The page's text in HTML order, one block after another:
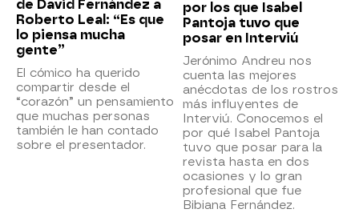
de David Fernández a
Roberto Leal: “Es que
lo piensa mucha
gente”
El cómico ha querido
compartir desde el
“corazón” un pensamiento
que muchas personas
también le han contado
sobre el presentador.
por los que Isabel
Pantoja tuvo que
posar en Interviú
Jerónimo Andreu nos
cuenta las mejores
anécdotas de los rostros
más influyentes de
Interviú. Conocemos el
por qué Isabel Pantoja
tuvo que posar para la
revista hasta en dos
ocasiones y lo gran
profesional que fue
Bibiana Fernández.